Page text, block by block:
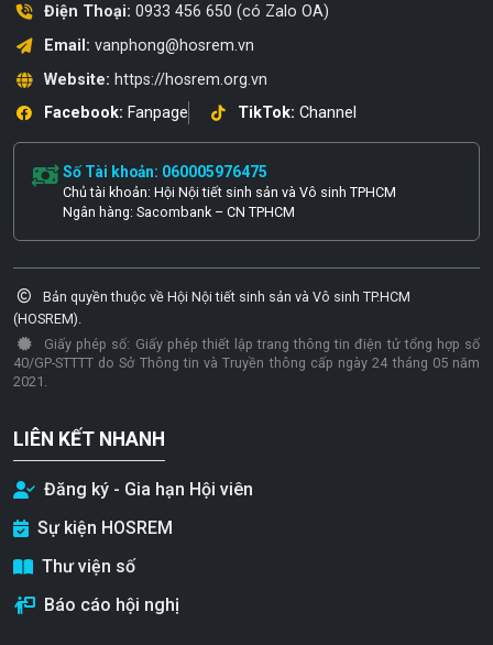
Điện Thoại: 0933 456 650 (có Zalo OA)
Email: vanphong@hosrem.vn
Website: https://hosrem.org.vn
Facebook: Fanpage TikTok: Channel
Số Tài khoản: 060005976475
Chủ tài khoản: Hội Nội tiết sinh sản và Vô sinh TPHCM
Ngân hàng: Sacombank – CN TPHCM
Bản quyền thuộc về Hội Nội tiết sinh sản và Vô sinh TP.HCM
(HOSREM).
Giấy phép số: Giấy phép thiết lập trang thông tin điện tử tổng hợp số
40/GP-STTTT do Sở Thông tin và Truyền thông cấp ngày 24 tháng 05 năm
2021.
LIÊN KẾT NHANH
Đăng ký - Gia hạn Hội viên
Sự kiện HOSREM
Thư viện số
Báo cáo hội nghị